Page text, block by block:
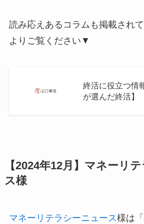
読み応えあるコラムも掲載され
よりご覧ください▼
終活に役立つ情
が選んだ終活】
【2024年12月】マネーリ
ス様
マネーリテラシーニュース様は